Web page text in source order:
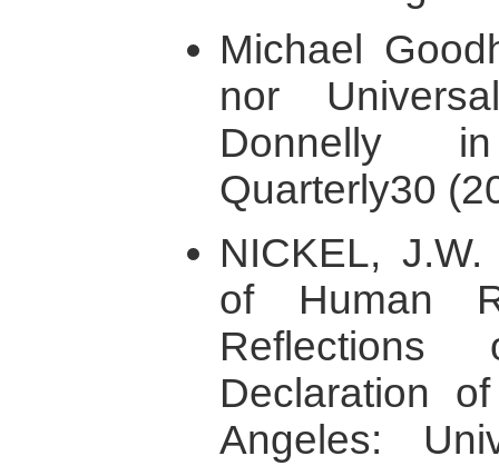
Michael
nor
Donnelly
Quarterly30
NICKEL,
of Human
Declaration
Angeles: